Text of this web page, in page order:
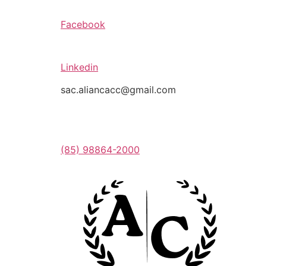
Facebook
Linkedin
sac.aliancacc@gmail.com
(85) 98864-2000